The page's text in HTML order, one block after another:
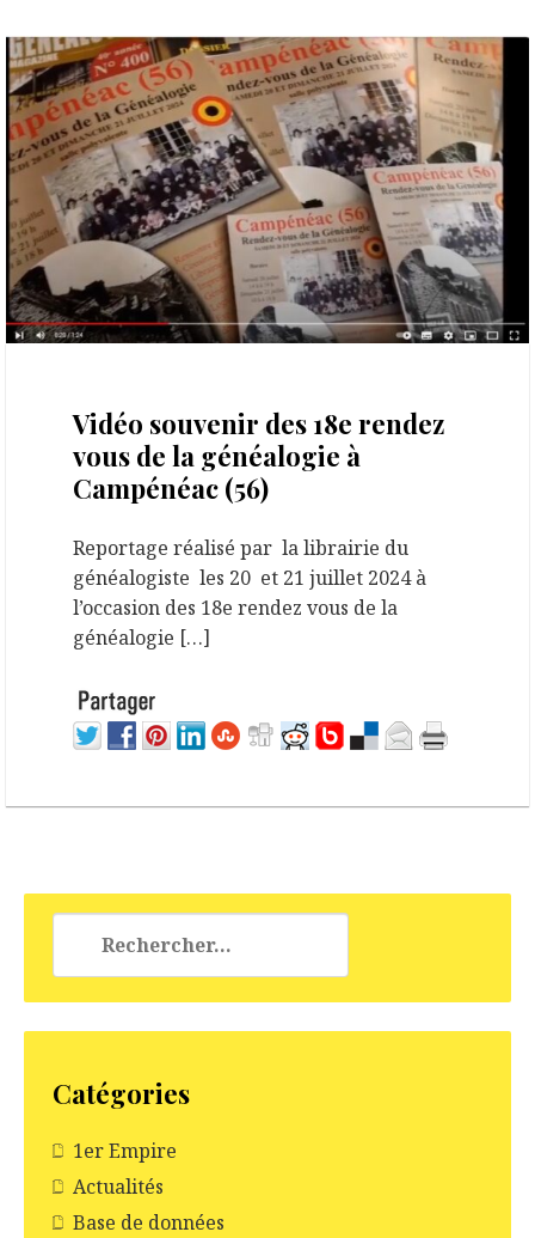
Vidéo souvenir des 18e rendez
vous de la généalogie à
Campénéac (56)
Reportage réalisé par la librairie du
généalogiste les 20 et 21 juillet 2024 à
l’occasion des 18e rendez vous de la
généalogie […]
Catégories
1er Empire
Actualités
Base de données